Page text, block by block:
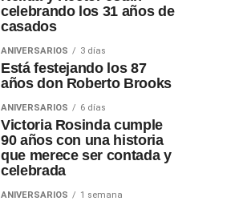
celebrando los 31 años de
casados
ANIVERSARIOS 3 días
Está festejando los 87
años don Roberto Brooks
ANIVERSARIOS 6 días
Victoria Rosinda cumple
90 años con una historia
que merece ser contada y
celebrada
ANIVERSARIOS 1 semana